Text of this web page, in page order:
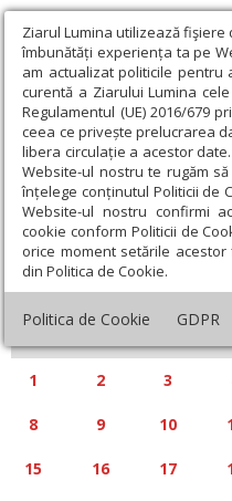
Ziarul Lumina utilizează
îmbunătăți experiența ta pe
am actualizat politicile pentru
curentă a Ziarului Lumina
Regulamentul (UE) 2016/679
ceea ce privește prelucrarea
libera circulație a acestor
Website-ul nostru te rugăm
înțelege conținutul Politicii de
Website-ul nostru confirmi
cookie conform Politicii de
orice moment setările
din Politica de Cookie.
Politica de Cookie GDPR
Calendar articole
«
1 2 3
8 9 10
15 16 17